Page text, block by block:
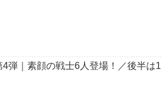
弾｜素顔の戦士6人登場！／後半は1